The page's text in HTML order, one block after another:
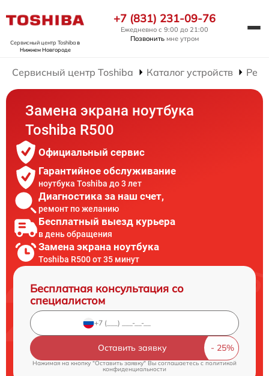
Сервисный центр Toshibaв
Нижнем Новгороде
+7 (831) 231-09-76
Ежедневно с 9:00 до 21:00
Позвонить мне утром
Сервисный центр Toshiba Каталог устройств
Замена экрана ноутбука
Toshiba R500
Официальный сервис
Гарантийное обслуживание
ноутбука Toshiba до 3 лет
Диагностика за наш счет,
ремонт по желанию
Бесплатный выезд курьера
в день обращения
Замена экрана ноутбука
Toshiba R500 от 35 минут
Бесплатная консультация со
специалистом
Оставить заявку
Нажимая на кнопку "Оставить заявку" Вы соглашаетесь cполитикой
конфиденциальности